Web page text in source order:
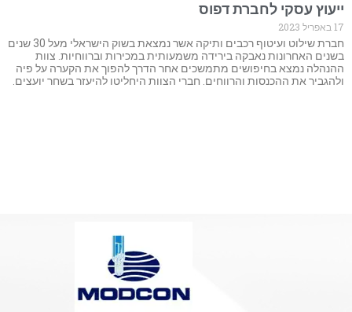
ייעוץ עסקי לחברת דפוס
17 באפריל 2023
חברת שילוט ועיטוף רכבים ותיקה אשר נמצאת בשוק הישראלי מעל 30 שנים
בשנים האחרונות נאבקה בירידה משמעותית במכירות וברווחיות. צוות
ההנהלה נמצא בחיפושים מתמשכים אחר הדרך להפוך את הקערה על פיה
ולהגביר את ההכנסות והרווחים. חברי הצוות היחליטו להיעזר בשחר יועצים.